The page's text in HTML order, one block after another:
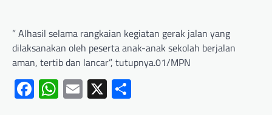
” Alhasil selama rangkaian kegiatan gerak jalan yang
dilaksanakan oleh peserta anak-anak sekolah berjalan
aman, tertib dan lancar”, tutupnya.01/MPN
Facebook
WhatsApp
Email
X